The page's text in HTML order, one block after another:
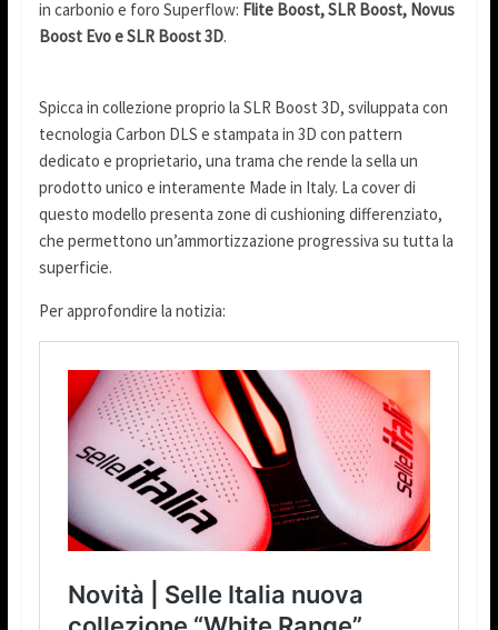
in carbonio e foro Superflow: Flite Boost, SLR Boost, Novus
Boost Evo e SLR Boost 3D.
Spicca in collezione proprio la SLR Boost 3D, sviluppata con
tecnologia Carbon DLS e stampata in 3D con pattern
dedicato e proprietario, una trama che rende la sella un
prodotto unico e interamente Made in Italy. La cover di
questo modello presenta zone di cushioning differenziato,
che permettono un’ammortizzazione progressiva su tutta la
superficie.
Per approfondire la notizia: